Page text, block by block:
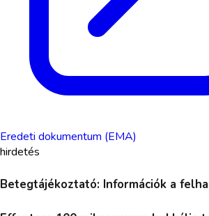
Eredeti dokumentum (EMA)
hirdetés
Betegtájékoztató: Információk a